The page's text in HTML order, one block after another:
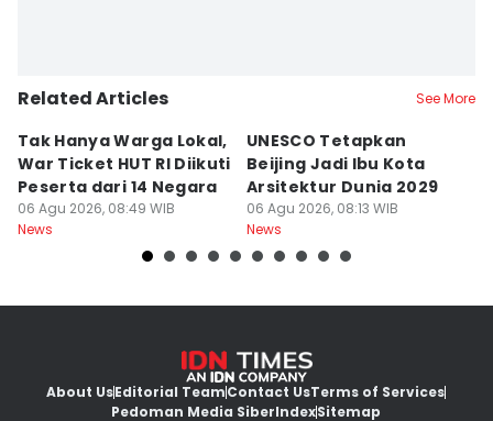
Related Articles See More
Tak Hanya Warga Lokal,
War Ticket HUT RI Diikuti
Peserta dari 14 Negara
06 Agu 2026, 08:49 WIB
News
UNESCO Tetapkan
Beijing Jadi Ibu Kota
Arsitektur Dunia 2029
06 Agu 2026, 08:13 WIB
News
About UsEditorial TeamContact UsTerms of Services
Pedoman Media SiberIndexSitemap